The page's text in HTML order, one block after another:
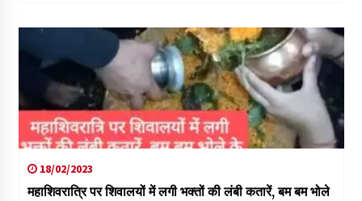
18/02/2023
महाशिवरात्रि पर शिवालयों में लगी भक्तों की लंबी कतारें, बम बम भोले